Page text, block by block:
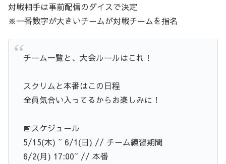
対戦相手は事前配信のダイスで決定
※一番数字が大きいチームが対戦チームを指名
チーム一覧と、大会ルールはこれ！
スクリムと本番はこの日程
全員気合い入ってるからお楽しみに！
📅スケジュール
5/15(木) ~ 6/1(日) // チーム練習期間
6/2(月) 17:00~ // 本番